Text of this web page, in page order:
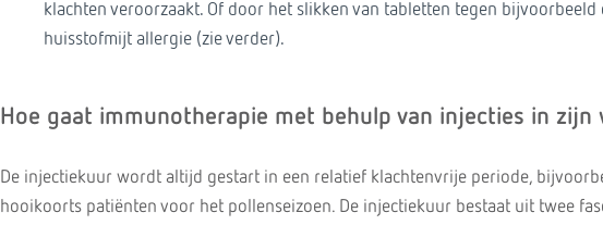
klachten veroorzaakt. Of door het slikken van tabletten tegen
huisstofmijt allergie (zie verder).
Hoe gaat immunotherapie met behulp van injecties in zijn
De injectiekuur wordt altijd gestart in een relatief klachtenvrije periode,
hooikoorts patiënten voor het pollenseizoen. De injectiekuur bestaat uit twee